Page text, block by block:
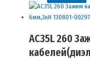
AC35L 260